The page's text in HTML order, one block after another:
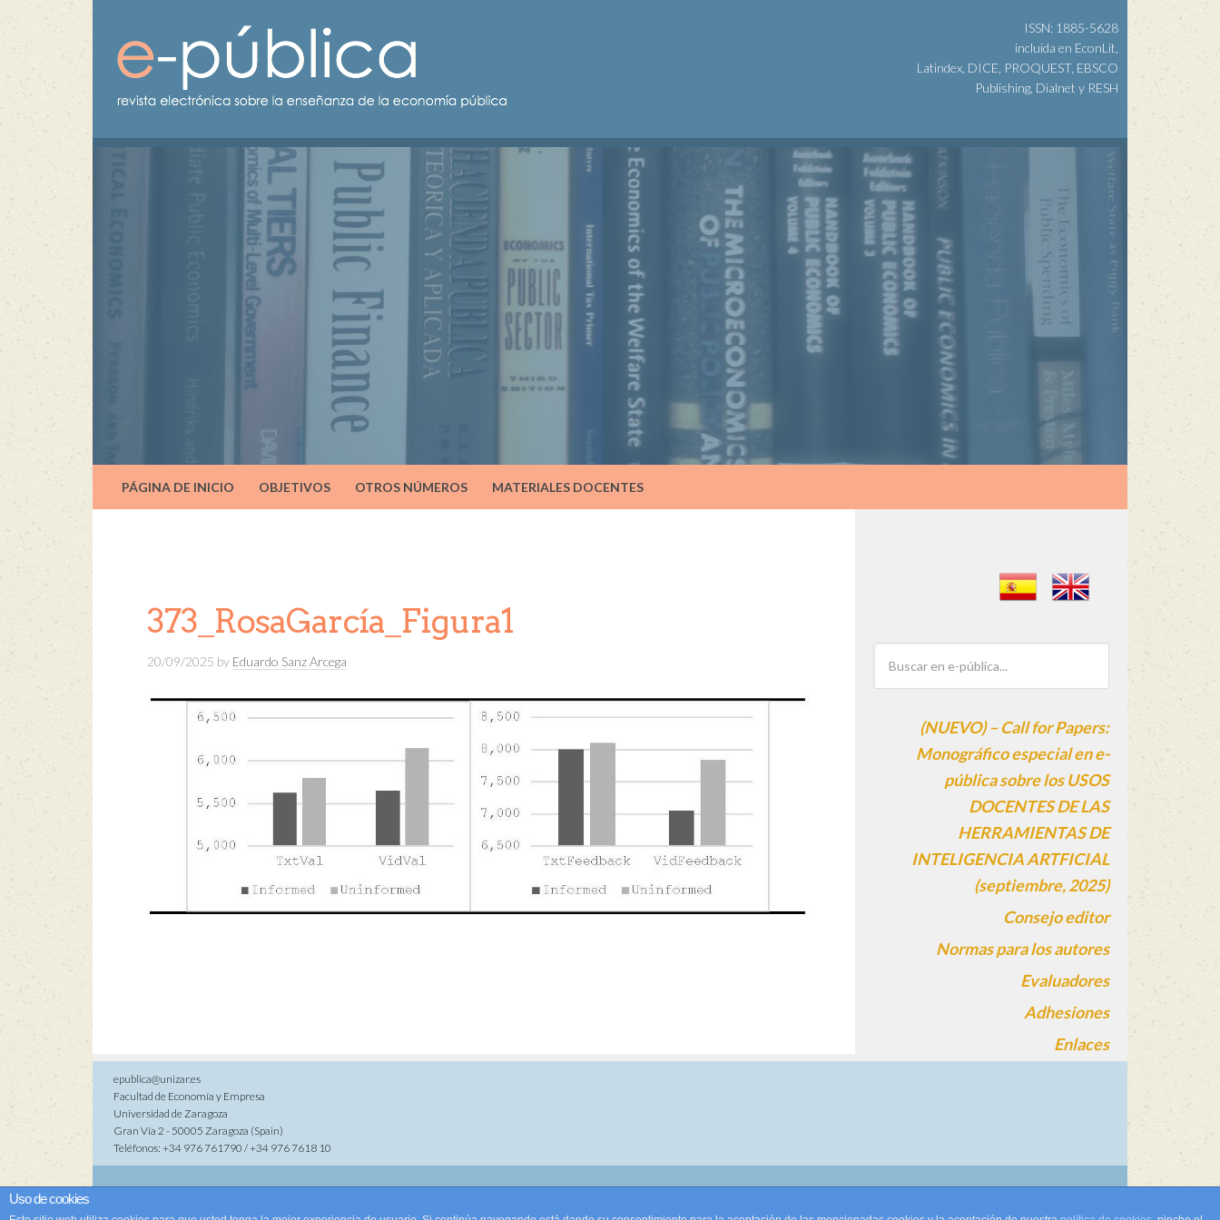
ISSN: 1885-5628
incluida en EconLit,
Latindex, DICE, PROQUEST, EBSCO
Publishing, Dialnet y RESH
PÁGINA DE INICIO OBJETIVOS OTROS NÚMEROS MATERIALES DOCENTES
373_RosaGarcía_Figura1
20/09/2025 by Eduardo Sanz Arcega
(NUEVO) – Call for Papers:
Monográfico especial en e-
pública sobre los USOS
DOCENTES DE LAS
HERRAMIENTAS DE
INTELIGENCIA ARTFICIAL
(septiembre, 2025)
Consejo editor
Normas para los autores
Evaluadores
Adhesiones
Enlaces
epublica@unizar.es
Facultad de Economía y Empresa
Universidad de Zaragoza
Gran Vía 2 - 50005 Zaragoza (Spain)
Teléfonos: +34 976 761790 / +34 976 7618 10
Cookies
|Política de privacidad de datos
Uso de cookies